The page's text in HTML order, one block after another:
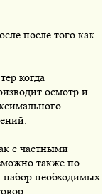
после того как
когда
осмотр и
с частными
также по
набор необходимых